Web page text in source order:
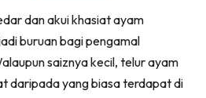
dan akui khasiat ayam
buruan bagi pengamal
saiznya kecil, telur ayam
daripada yang biasa terdapat di